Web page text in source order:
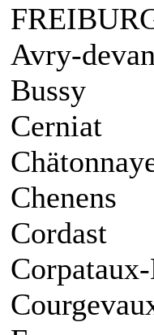
Avry-
Bussy
Cerniat
Chenens
Cordast